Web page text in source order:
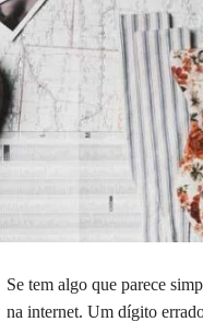
Se tem algo que parece
na internet. Um dígito